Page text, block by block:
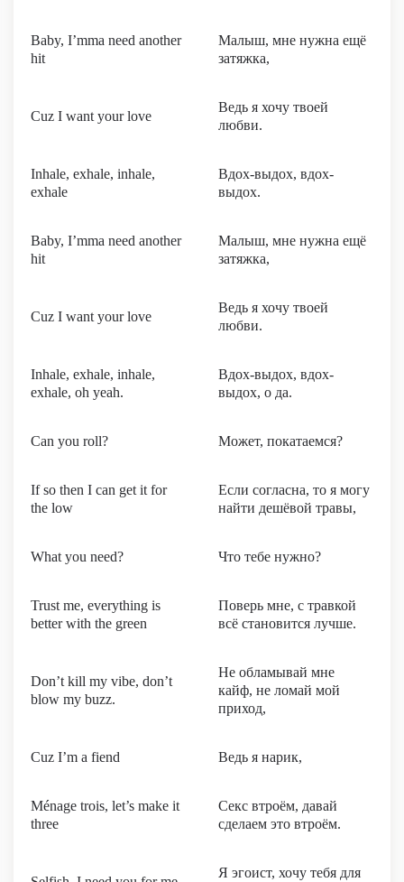
Baby, I’mma need another
hit
Малыш, мне нужна ещё
затяжка,
Cuz I want your love
Ведь я хочу твоей
любви.
Inhale, exhale, inhale,
exhale
Вдох-выдох, вдох-
выдох.
Baby, I’mma need another
hit
Малыш, мне нужна ещё
затяжка,
Cuz I want your love
Ведь я хочу твоей
любви.
Inhale, exhale, inhale,
exhale, oh yeah.
Вдох-выдох, вдох-
выдох, о да.
Can you roll? Может, покатаемся?
If so then I can get it for
the low
Если согласна, то я могу
найти дешёвой травы,
What you need? Что тебе нужно?
Trust me, everything is
better with the green
Поверь мне, с травкой
всё становится лучше.
Don’t kill my vibe, don’t
blow my buzz.
Не обламывай мне
кайф, не ломай мой
приход,
Cuz I’m a fiend Ведь я нарик,
Ménage trois, let’s make it
three
Секс втроём, давай
сделаем это втроём.
Я эгоист, хочу тебя для